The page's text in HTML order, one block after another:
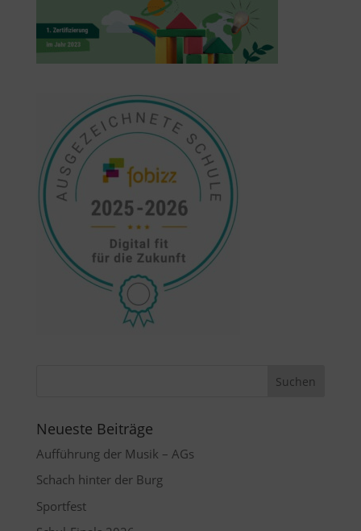
Neueste Beiträge
Aufführung der Musik – AGs
Schach hinter der Burg
Sportfest